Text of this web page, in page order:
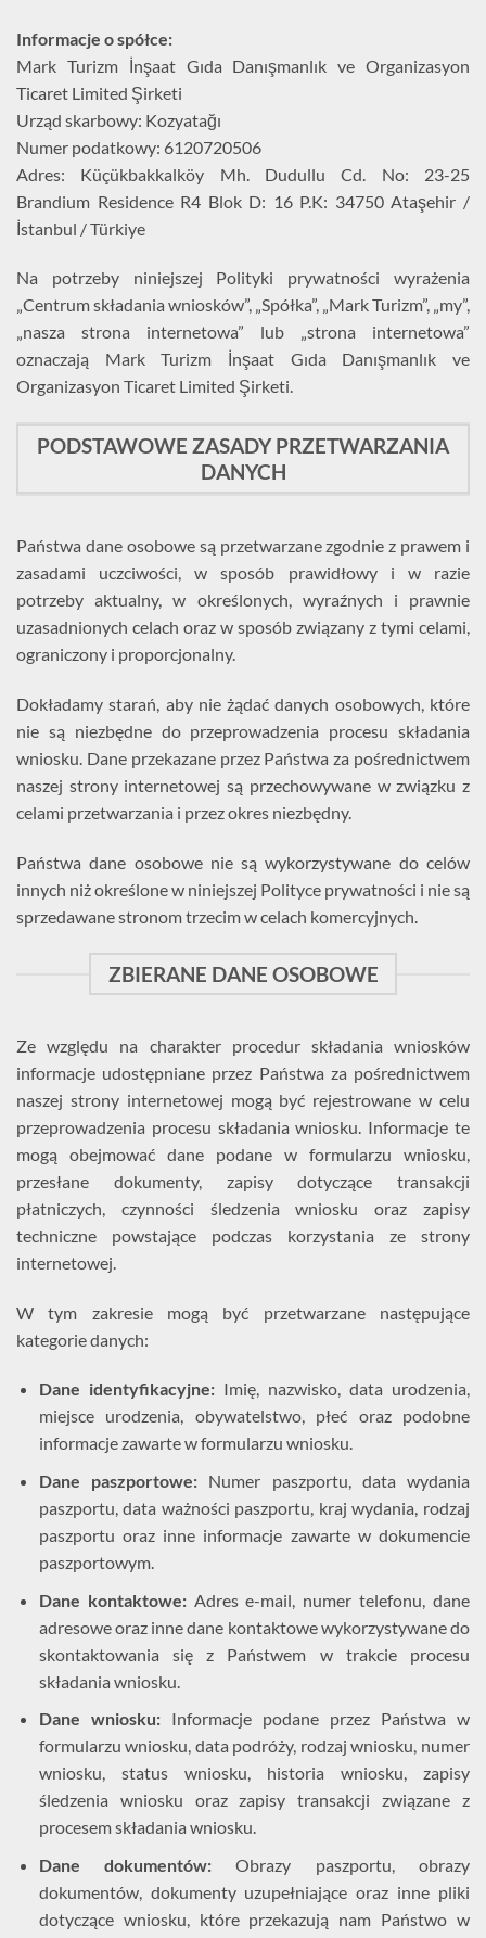
Informacje o spółce:
Mark Turizm İnşaat Gıda Danışmanlık ve Organizasyon
Ticaret Limited Şirketi
Urząd skarbowy: Kozyatağı
Numer podatkowy: 6120720506
Adres: Küçükbakkalköy Mh. Dudullu Cd. No: 23-25
Brandium Residence R4 Blok D: 16 P.K: 34750 Ataşehir /
İstanbul / Türkiye
Na potrzeby niniejszej Polityki prywatności wyrażenia
„Centrum składania wniosków”, „Spółka”, „Mark Turizm”, „my”,
„nasza strona internetowa” lub „strona internetowa”
oznaczają Mark Turizm İnşaat Gıda Danışmanlık ve
Organizasyon Ticaret Limited Şirketi.
PODSTAWOWE ZASADY PRZETWARZANIA
DANYCH
Państwa dane osobowe są przetwarzane zgodnie z prawem i
zasadami uczciwości, w sposób prawidłowy i w razie
potrzeby aktualny, w określonych, wyraźnych i prawnie
uzasadnionych celach oraz w sposób związany z tymi celami,
ograniczony i proporcjonalny.
Dokładamy starań, aby nie żądać danych osobowych, które
nie są niezbędne do przeprowadzenia procesu składania
wniosku. Dane przekazane przez Państwa za pośrednictwem
naszej strony internetowej są przechowywane w związku z
celami przetwarzania i przez okres niezbędny.
Państwa dane osobowe nie są wykorzystywane do celów
innych niż określone w niniejszej Polityce prywatności i nie są
sprzedawane stronom trzecim w celach komercyjnych.
ZBIERANE DANE OSOBOWE
Ze względu na charakter procedur składania wniosków
informacje udostępniane przez Państwa za pośrednictwem
naszej strony internetowej mogą być rejestrowane w celu
przeprowadzenia procesu składania wniosku. Informacje te
mogą obejmować dane podane w formularzu wniosku,
przesłane dokumenty, zapisy dotyczące transakcji
płatniczych, czynności śledzenia wniosku oraz zapisy
techniczne powstające podczas korzystania ze strony
internetowej.
W tym zakresie mogą być przetwarzane następujące
kategorie danych:
Dane identyfikacyjne:Imię, nazwisko, data urodzenia,
miejsce urodzenia, obywatelstwo, płeć oraz podobne
informacje zawarte w formularzu wniosku.
Dane paszportowe: Numer paszportu, data wydania
paszportu, data ważności paszportu, kraj wydania, rodzaj
paszportu oraz inne informacje zawarte w dokumencie
paszportowym.
Dane kontaktowe:Adres e-mail, numer telefonu, dane
adresowe oraz inne dane kontaktowe wykorzystywane do
skontaktowania się z Państwem w trakcie procesu
składania wniosku.
Dane wniosku:Informacje podane przez Państwa w
formularzu wniosku, data podróży, rodzaj wniosku, numer
wniosku, status wniosku, historia wniosku, zapisy
śledzenia wniosku oraz zapisy transakcji związane z
procesem składania wniosku.
Dane dokumentów: Obrazy paszportu, obrazy
dokumentów, dokumenty uzupełniające oraz inne pliki
dotyczące wniosku, które przekazują nam Państwo w